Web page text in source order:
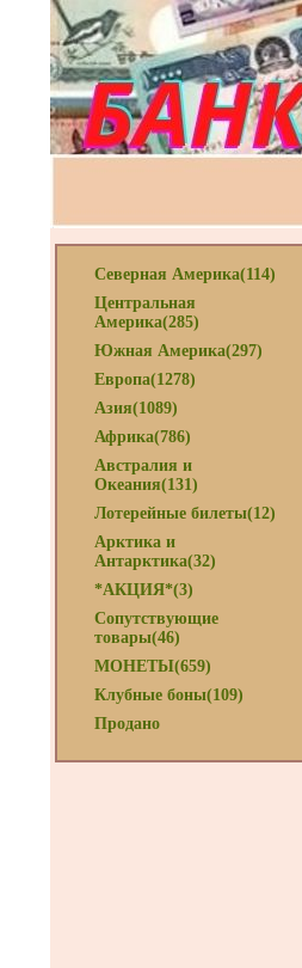
Северная Америка(114)
Центральная
Америка(285)
Южная Америка(297)
Европа(1278)
Азия(1089)
Африка(786)
Австралия и
Океания(131)
Лотерейные билеты(12)
Арктика и
Антарктика(32)
*АКЦИЯ*(3)
Сопутствующие
товары(46)
МОНЕТЫ(659)
Клубные боны(109)
Продано